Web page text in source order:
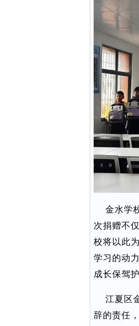
金水学校
次捐赠不
校将以此
学习的动
成长保驾护
江夏区金
辞的责任